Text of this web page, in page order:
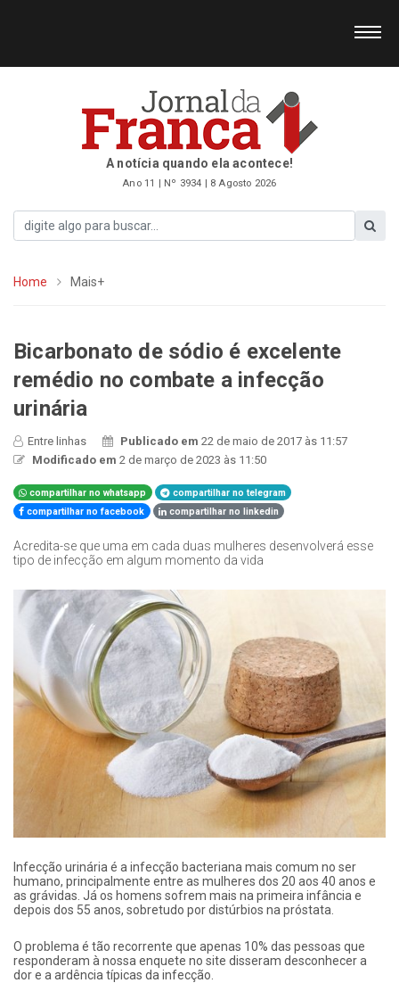
A notícia quando ela acontece!
Ano 11 | Nº 3934 | 8 Agosto 2026
Home Mais+
Bicarbonato de sódio é excelente
remédio no combate a infecção
urinária
Entre linhas Publicado em22 de maio de 2017 às 11:57
Modificado em 2 de março de 2023 às 11:50
compartilhar no whatsapp
compartilhar no telegram
compartilhar no facebook
compartilhar no linkedin
Acredita-se que uma em cada duas mulheres desenvolverá esse
tipo de infecção em algum momento da vida
Infecção urinária é a infecção bacteriana mais comum no ser
humano, principalmente entre as mulheres dos 20 aos 40 anos e
as grávidas. Já os homens sofrem mais na primeira infância e
depois dos 55 anos, sobretudo por distúrbios na próstata.
O problema é tão recorrente que apenas 10% das pessoas que
responderam à nossa enquete no site disseram desconhecer a
dor e a ardência típicas da infecção.